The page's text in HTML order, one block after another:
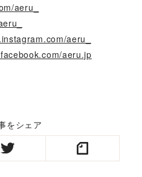
aeru_
aeru_
aeru.jp
をシェア